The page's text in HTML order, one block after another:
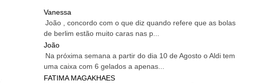
Vanessa
João , concordo com o que diz quando refere que as bolas
de berlim estão muito caras nas p...
João
Na próxima semana a partir do dia 10 de Agosto o Aldi tem
uma caixa com 6 gelados a apenas...
FATIMA MAGAKHAES